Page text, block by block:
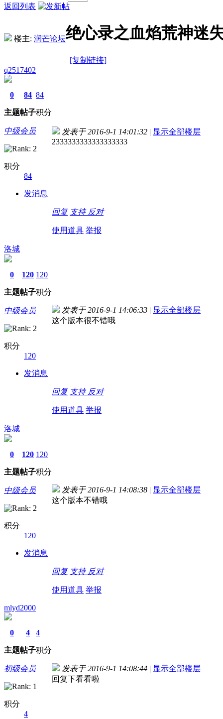
返回列表
楼主: 润芒论坛绝心录之血焰荒神迷
[复制链接]
q2517402
0
主题
84
帖子
84
积分
中级会员
积分
84
发消息
发表于 2016-9-1 14:01:32 | 显示全部楼层
2333333333333333333
回复 支持 反对
使用道具 举报
洛城
0
主题
120
帖子
120
积分
中级会员
积分
120
发消息
发表于 2016-9-1 14:06:33 | 显示全部楼层
这个版本很不错哦
回复 支持 反对
使用道具 举报
洛城
0
主题
120
帖子
120
积分
中级会员
积分
120
发消息
发表于 2016-9-1 14:08:38 | 显示全部楼层
这个版本不错哦
回复 支持 反对
使用道具 举报
mlyd2000
0
主题
4
帖子
4
积分
初级会员
积分
4
发表于 2016-9-1 14:08:44 | 显示全部楼层
回复下看看啦